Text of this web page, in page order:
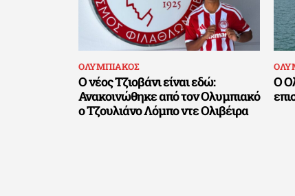
ΟΛΥΜΠΙΑΚΟΣ
Ο νέος Τζιοβάνι είναι εδώ:
Ανακοινώθηκε από τον Ολυμπιακό
ο Τζουλιάνο Λόμπο ντε Ολιβέιρα
Ο